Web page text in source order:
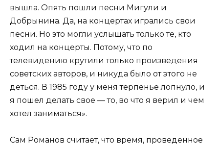
вышла. Опять пошли песни Мигули и
Добрынина. Да, на концертах игрались свои
песни. Но это могли услышать только те, кто
ходил на концерты. Потому, что по
телевидению крутили только произведения
советских авторов, и никуда было от этого не
деться. В 1985 году у меня терпенье лопнуло, и
я пошел делать свое — то, во что я верил и чем
хотел заниматься».
Сам Романов считает, что время, проведенное